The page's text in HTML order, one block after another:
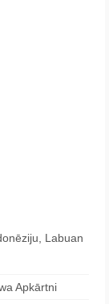
Labuan
Apkārtni